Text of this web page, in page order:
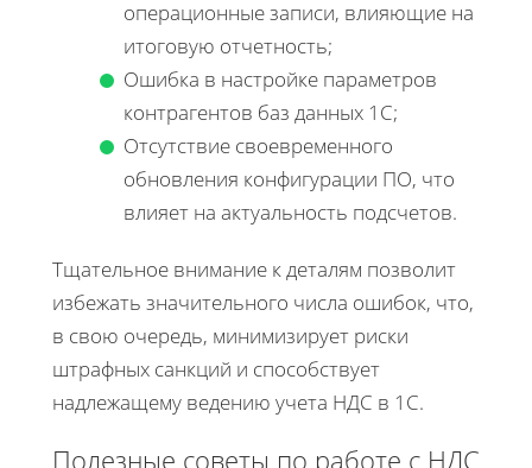
операционные записи, влияющие на
итоговую отчетность;
Ошибка в настройке параметров
контрагентов баз данных 1С;
Отсутствие своевременного
обновления конфигурации ПО, что
влияет на актуальность подсчетов.
Тщательное внимание к деталям позволит
избежать значительного числа ошибок, что,
в свою очередь, минимизирует риски
штрафных санкций и способствует
надлежащему ведению учета НДС в 1С.
Полезные советы по работе с НДС